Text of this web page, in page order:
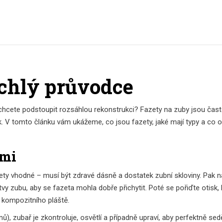
průvodce
podstoupit rozsáhlou rekonstrukci? Fazety na zuby jsou
V tomto článku vám ukážeme, co jsou fazety, jaké mají typy a co
vhodné – musí být zdravé dásně a dostatek zubní skloviny. Pak
zubu, aby se fazeta mohla dobře přichytit. Poté se pořiďte otisk,
pláště.
zubař je zkontroluje, osvětlí a případně upraví, aby perfektně